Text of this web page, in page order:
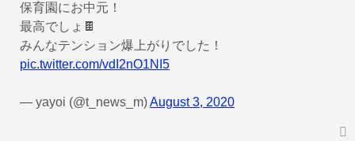
保育園にお中元！
最高でしょ🍫
みんなテンション爆上がりでした！
pic.twitter.com/vdI2nO1NI5
— yayoi (@t_news_m)August 3, 2020